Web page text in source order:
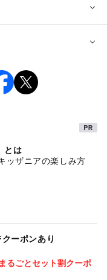
などにより変更にな
とは
ッザニアの楽しみ方
ーポンあり
るごとセット割クーポ